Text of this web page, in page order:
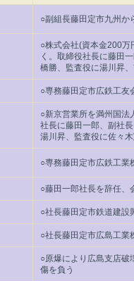
○副組長藤田定市九州か
○株式会社(資本金200万
く。取締役社長に藤田
橋勝、監査役に湯川昇
○専務藤田定市広鉄工友
○新京営業所を満州国法
社長に藤田一郎、副社
湯川昇、監査役に佐々
○専務藤田定市広鉄工業
○藤田一郎社長を辞任、
○社長藤田定市鉄道建設
○社長藤田定市広島工業
○原爆により広島支店破
傷を負う